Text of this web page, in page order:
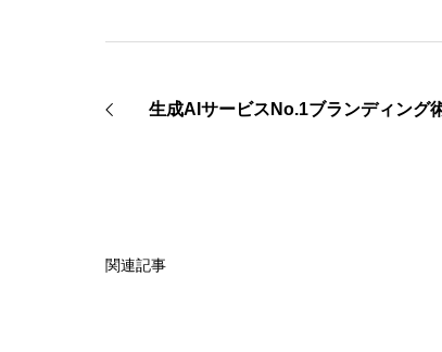
生成AIサービスNo.1ブランディング
関連記事